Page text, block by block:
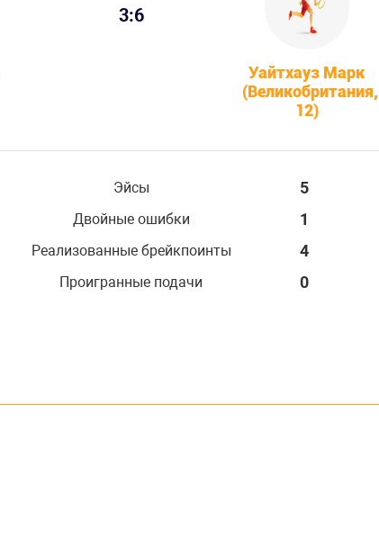
3:6
Уайтхауз Марк
(Великобритания,
12)
Эйсы
5
Двойные ошибки
1
Реализованные брейкпоинты
4
Проигранные подачи 0